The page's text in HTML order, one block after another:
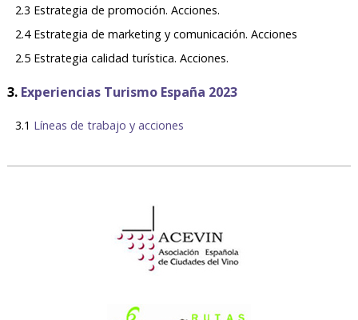
2.3 Estrategia de promoción. Acciones.
2.4 Estrategia de marketing y comunicación. Acciones
2.5 Estrategia calidad turística. Acciones.
3. Experiencias Turismo España 2023
3.1 Líneas de trabajo y acciones